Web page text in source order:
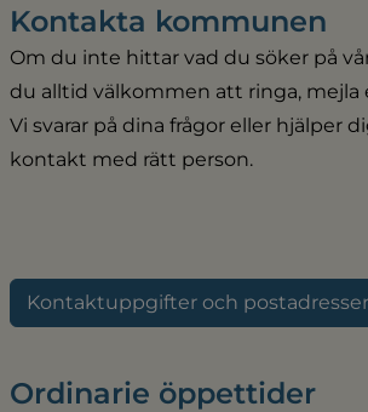
Kontakta kommunen
Om du inte hittar vad du söker på
du alltid välkommen att ringa, mejla
Vi svarar på dina frågor eller hjälper
kontakt med rätt person.
Kontaktuppgifter och postadresser
Ordinarie öppettider